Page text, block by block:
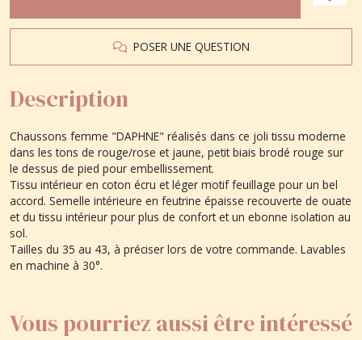
POSER UNE QUESTION
Description
Chaussons femme "DAPHNE" réalisés dans ce joli tissu moderne
dans les tons de rouge/rose et jaune, petit biais brodé rouge sur
le dessus de pied pour embellissement.
Tissu intérieur en coton écru et léger motif feuillage pour un bel
accord. Semelle intérieure en feutrine épaisse recouverte de ouate
et du tissu intérieur pour plus de confort et un ebonne isolation au
sol.
Tailles du 35 au 43, à préciser lors de votre commande. Lavables
en machine à 30°.
Vous pourriez aussi être intéressé